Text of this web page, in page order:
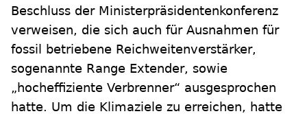
Beschluss der Ministerpräsidentenkonferenz
verweisen, die sich auch für Ausnahmen für
fossil betriebene Reichweitenverstärker,
sogenannte Range Extender, sowie
„hocheffiziente Verbrenner“ ausgesprochen
hatte. Um die Klimaziele zu erreichen, hatte